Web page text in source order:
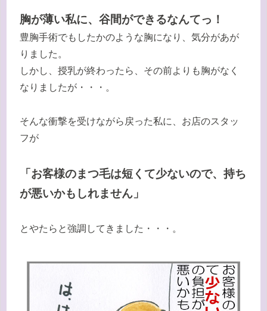
胸が薄い私に、谷間ができるなんてっ！
豊胸手術でもしたかのような胸になり、気分があが
りました。
しかし、授乳が終わったら、その前よりも胸がなく
なりましたが・・・。
そんな衝撃を受けながら戻った私に、お店のスタッ
フが
「お客様のまつ毛は短くて少ないので、持ち
が悪いかもしれません」
とやたらと強調してきました・・・。